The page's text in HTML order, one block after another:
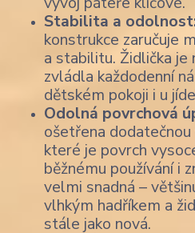
Stabilita a
konstrukce zaručuje
a stabilitu. Židlička je
zvládla každodenní
dětském pokoji i u
Odolná povrchová
ošetřena
které je povrch
běžnému používání i
velmi snadná –
vlhkým hadříkem a
stále jako nová.